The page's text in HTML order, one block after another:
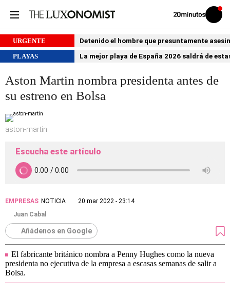
Volver
Iniciar
sesión
URGENTE
Detenido el hombre que presuntamente
PLAYAS
La mejor playa de España 2026 saldrá de
Aston Martin nombra presidenta antes de
su estreno en Bolsa
aston-martin
Escucha este artículo
EMPRESAS NOTICIA
20 mar 2022 - 23:14
Juan Cabal
Añádenos en Google
El fabricante británico nombra a Penny Hughes como la nueva
presidenta no ejecutiva de la empresa a escasas semanas de salir a
Bolsa.